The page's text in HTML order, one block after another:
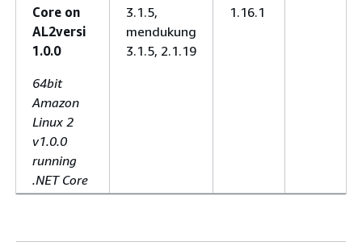
Core on
AL2versi
1.0.0
64bit
Amazon
Linux 2
v1.0.0
running
.NET Core
3.1.5,
mendukung
3.1.5, 2.1.19
1.16.1